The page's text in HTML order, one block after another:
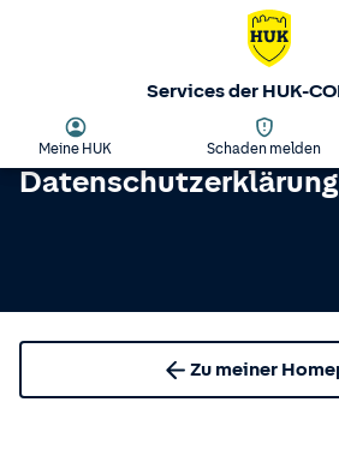
Services der HUK-
Meine HUK Schaden melden
Datenschutzerklärung
Zu meiner